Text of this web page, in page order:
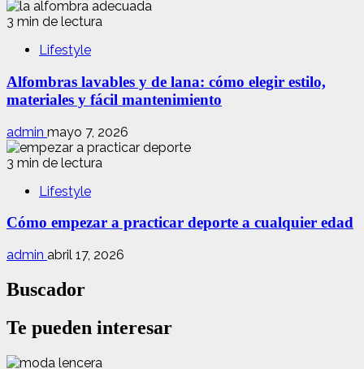
3 min de lectura
Lifestyle
Alfombras lavables y de lana: cómo elegir estilo,
materiales y fácil mantenimiento
admin mayo 7, 2026
3 min de lectura
Lifestyle
Cómo empezar a practicar deporte a cualquier edad
admin abril 17, 2026
Buscador
Te pueden interesar